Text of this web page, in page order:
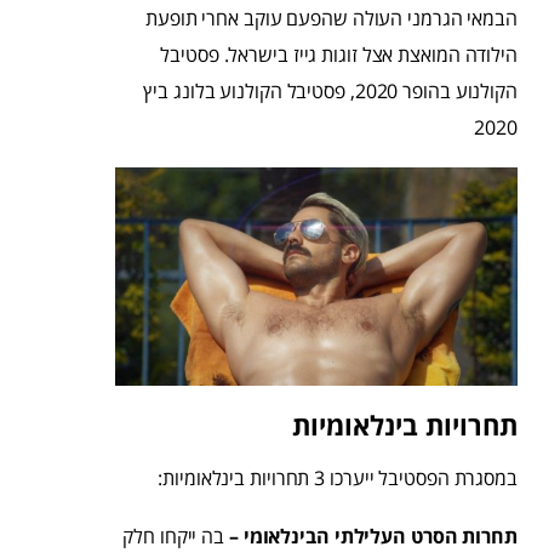
הבמאי הגרמני העולה שהפעם עוקב אחרי תופעת
הילודה המואצת אצל זוגות גייז בישראל. פסטיבל
הקולנוע בהופר 2020, פסטיבל הקולנוע בלונג ביץ
2020
תחרויות בינלאומיות
במסגרת הפסטיבל ייערכו 3 תחרויות בינלאומיות:
תחרות הסרט העלילתי הבינלאומי –בה ייקחו חלק